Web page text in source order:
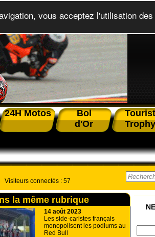
24H Motos
Bol
d'Or
Tourist
Trophy
Visiteurs connectés : 57
la même rubrique
14 août 2023
Les side-caristes français
monopolisent les podiums au
Red Bull
vous acceptez l'utilisation